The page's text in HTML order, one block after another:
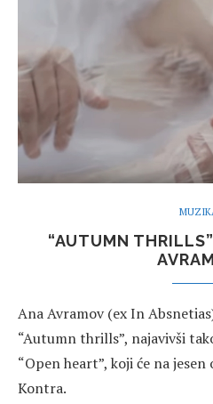
“AUTUMN
Ana Avramov (ex In
“Autumn thrills”, najavivši
“Open heart”, koji će na
Kontra.